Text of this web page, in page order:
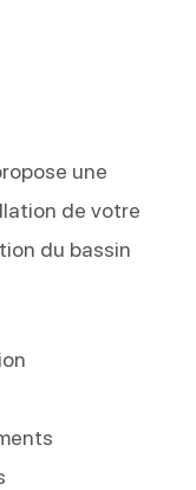
une
de votre
du bassin